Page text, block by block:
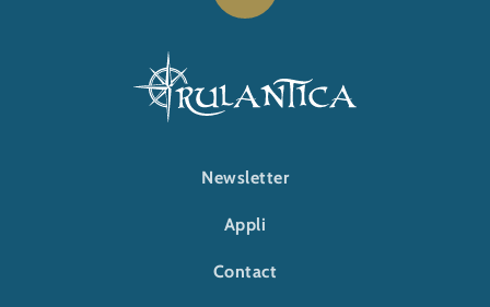
FOOTER-RULANTICA
Newsletter
Appli
Contact